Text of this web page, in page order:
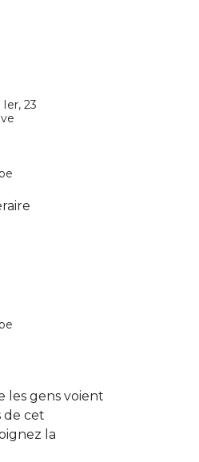
23
les gens voient
de cet
la